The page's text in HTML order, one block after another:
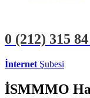
0 (212) 315
İnternet Şubesi
İSMMMO